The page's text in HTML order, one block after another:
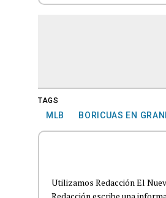
TAGS
MLB BORICUAS EN
Utilizamos Redacción El